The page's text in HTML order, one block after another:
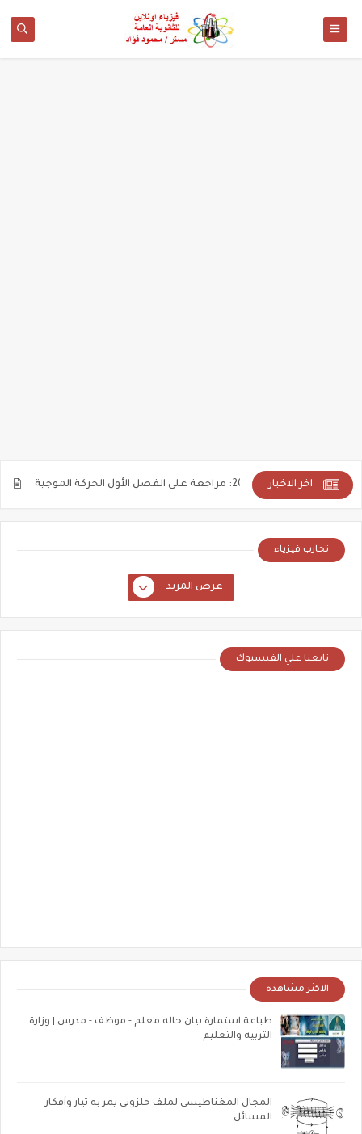
اخر الاخبار
الثانوى 2025: مراجعة على الفصل الأول الحركة الموجية الصف الثالث
تجارب فيزياء
عرض المزيد
تابعنا علي الفيسبوك
الاكثر مشاهدة
طباعة استمارة بيان حاله معلم - موظف - مدرس | وزارة
التربيه والتعليم
المجال المغناطيسى لملف حلزونى يمر به تيار وأفكار
المسائل